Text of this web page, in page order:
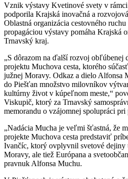
Vznik výstavy Kvetinové svety v
podporila Krajská inovačná a
Oblastná organizácia cestovného
propagáciou výstavy pomáha Krajská
Trnavský kraj.
„S dôrazom na ďalší rozvoj obľúbenej
projektu Muchova cesta, ktorého
južnej Moravy. Odkaz a dielo Alfonsa
do Piešťan množstvo milovníkov
kultúrny život v kúpeľnom meste,“
Viskupič, ktorý za Trnavský
memorandu o vzájomnej spolupráci pri
„Nadácia Mucha je veľmi šťastná, že
projekte Muchova cesta predstaviť
Ivančíc, ktorý ovplyvnil svetové dejiny
Moravy, ale tiež Európana a
pravnuk Alfonsa Muchu.